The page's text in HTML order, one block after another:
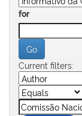
for
Current filters: